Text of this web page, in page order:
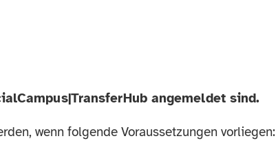
angemeldet sind.
wenn folgende Voraussetzungen vorliegen: